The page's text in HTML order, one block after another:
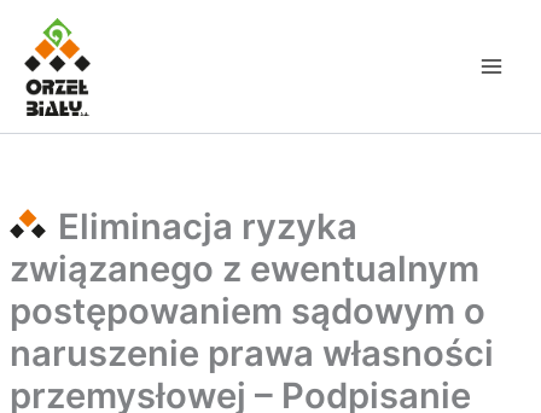
Przejdź
treści
Eliminacja ryzyka
związanego z ewentualnym
postępowaniem sądowym o
naruszenie prawa własności
przemysłowej – Podpisanie